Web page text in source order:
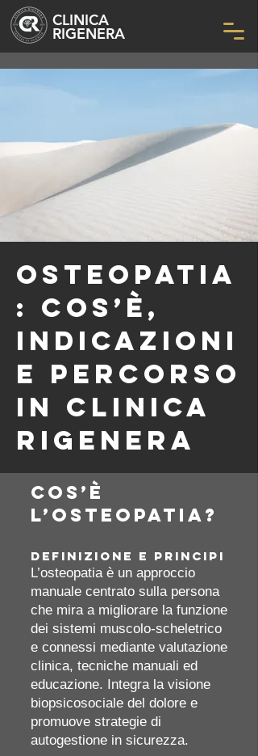
CLINICA
RIGENERA
Osteopatia
: cos’è,
indicazioni
e percorso
in Clinica
Rigenera
Cos’è
l’osteopatia?
Definizione e principi
L’osteopatia è un approccio
manuale centrato sulla persona
che mira a migliorare la funzione
dei sistemi muscolo‑scheletrico
e connessi mediante valutazione
clinica, tecniche manuali ed
educazione. Integra la visione
biopsicosociale del dolore e
promuove strategie di
autogestione in sicurezza.